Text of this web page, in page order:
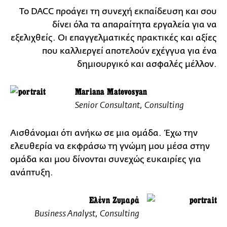
Το DACC προάγει τη συνεχή εκπαίδευση και σου
δίνει όλα τα απαραίτητα εργαλεία για να
εξελιχθείς. Οι επαγγελματικές πρακτικές και αξίες
που καλλιεργεί αποτελούν εχέγγυα για ένα
δημιουργικό και ασφαλές μέλλον.
Mariana Matevosyan
Senior Consultant, Consulting
Αισθάνομαι ότι ανήκω σε μια ομάδα. Έχω την
ελευθερία να εκφράσω τη γνώμη μου μέσα στην
ομάδα και μου δίνονται συνεχώς ευκαιρίες για
ανάπτυξη.
Ελένη Ζυμαρά
Business Analyst, Consulting